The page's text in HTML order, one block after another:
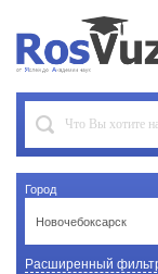
Город
Новочебоксарск
Расширенный